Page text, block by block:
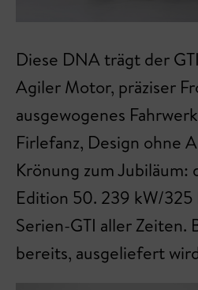
Diese DNA trägt der
Agiler Motor, präziser
ausgewogenes
Firlefanz, Design ohne
Krönung zum Jubiläum:
Edition 50. 239 kW/325
Serien-GTI aller Zeiten.
bereits, ausgeliefert